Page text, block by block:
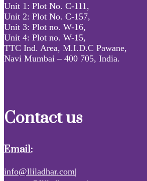
Unit 1: Plot No. C-111,
Unit 2: Plot No. C-157,
Unit 3: Plot no. W-16,
Unit 4: Plot no. W-15,
TTC Ind. Area, M.I.D.C Pawane,
Navi Mumbai – 400 705, India.
Contact us
Email:
info@lliladhar.com|